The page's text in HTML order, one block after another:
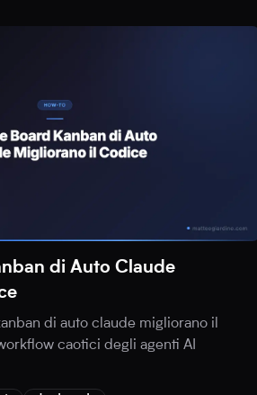
di Auto Claude
di auto claude migliorano il
caotici degli agenti AI